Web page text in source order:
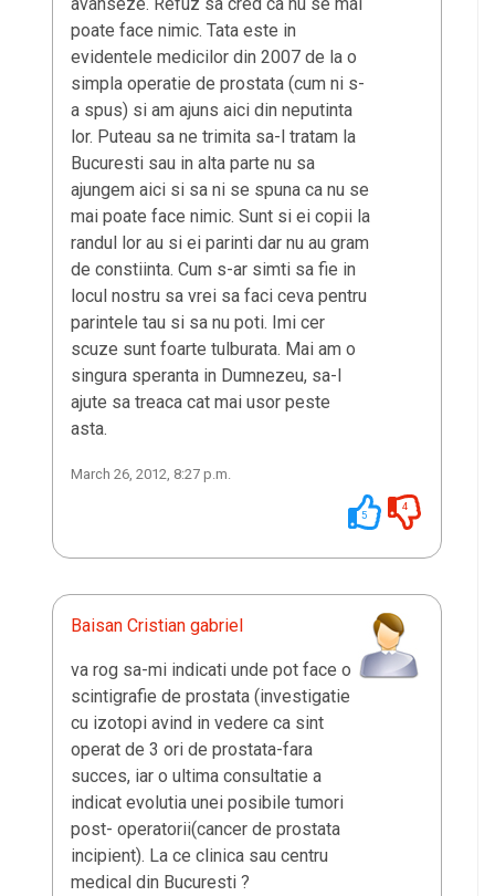
avanseze. Refuz sa cred ca nu se mai
poate face nimic. Tata este in
evidentele medicilor din 2007 de la o
simpla operatie de prostata (cum ni s-
a spus) si am ajuns aici din neputinta
lor. Puteau sa ne trimita sa-l tratam la
Bucuresti sau in alta parte nu sa
ajungem aici si sa ni se spuna ca nu se
mai poate face nimic. Sunt si ei copii la
randul lor au si ei parinti dar nu au gram
de constiinta. Cum s-ar simti sa fie in
locul nostru sa vrei sa faci ceva pentru
parintele tau si sa nu poti. Imi cer
scuze sunt foarte tulburata. Mai am o
singura speranta in Dumnezeu, sa-l
ajute sa treaca cat mai usor peste
asta.
March 26, 2012, 8:27 p.m.
5
4
Baisan Cristian gabriel
va rog sa-mi indicati unde pot face o
scintigrafie de prostata (investigatie
cu izotopi avind in vedere ca sint
operat de 3 ori de prostata-fara
succes, iar o ultima consultatie a
indicat evolutia unei posibile tumori
post- operatorii(cancer de prostata
incipient). La ce clinica sau centru
medical din Bucuresti ?